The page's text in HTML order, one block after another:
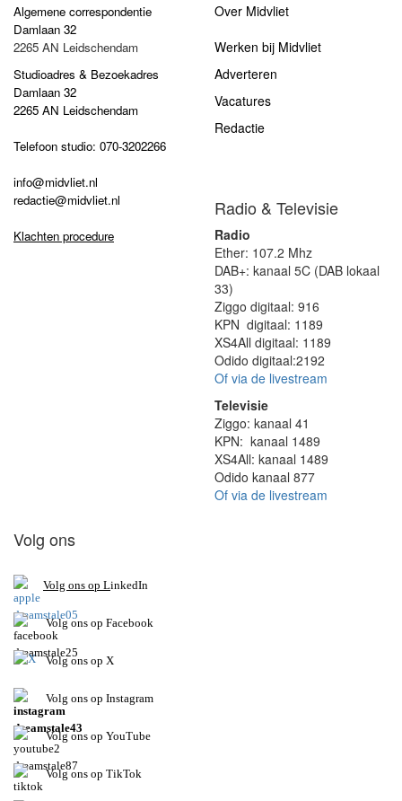
Algemene correspondentie
Damlaan 32
2265 AN Leidschendam
Studioadres & Bezoekadres
Damlaan 32
2265 AN Leidschendam
Telefoon studio: 070-3202266
info@midvliet.nl
redactie@midvliet.nl
Klachten procedure
Over Midvliet
Werken bij Midvliet
Adverteren
Vacatures
Redactie
Radio & Televisie
Radio
Ether: 107.2 Mhz
DAB+: kanaal 5C (DAB lokaal
33)
Ziggo digitaal: 916
KPN digitaal: 1189
XS4All digitaal: 1189
Odido digitaal:2192
Of via de livestream
Televisie
Ziggo: kanaal 41
KPN: kanaal 1489
XS4All: kanaal 1489
Odido kanaal 877
Of via de livestream
Volg ons
Volg ons op LinkedIn
Volg ons op Facebook
Volg ons op X
Volg ons op Instagram
Volgons op YouTube
Volg ons op TikTok